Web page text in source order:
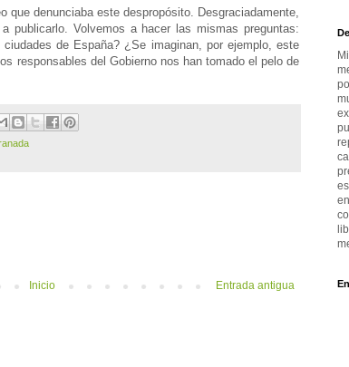
que denunciaba este despropósito. Desgraciadamente,
publicarlo. Volvemos a hacer las mismas preguntas:
de España? ¿Se imaginan, por ejemplo, este
responsables del Gobierno nos han tomado el pelo de
Entrada antigua
Inicio